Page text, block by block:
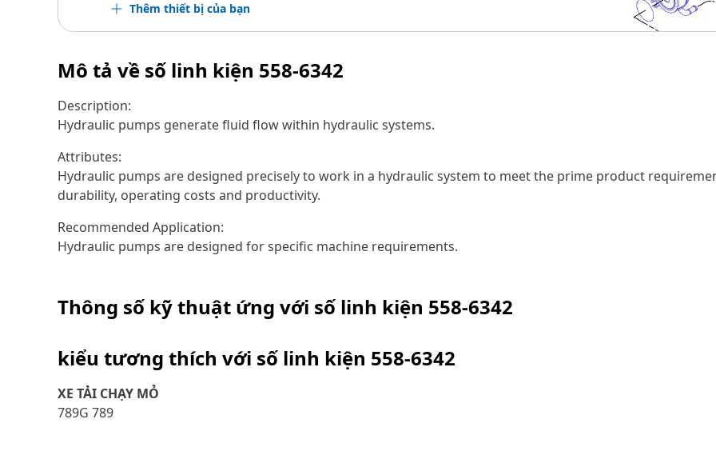
Thêm thiết bị của bạn
Mô tả về số linh kiện 558-6342
Description:
Hydraulic pumps generate fluid flow within hydraulic systems.
Attributes:
Hydraulic pumps are designed precisely to work in a hydraulic system to meet the prime product
durability, operating costs and productivity.
Recommended Application:
Hydraulic pumps are designed for specific machine requirements.
Thông số kỹ thuật ứng với số linh kiện 558-6342
kiểu tương thích với số linh kiện 558-6342
XE TẢI CHẠY MỎ
789G 789